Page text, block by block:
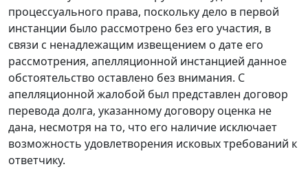
процессуального права, поскольку дело в первой
инстанции было рассмотрено без его участия, в
связи с ненадлежащим извещением о дате его
рассмотрения, апелляционной инстанцией данное
обстоятельство оставлено без внимания. С
апелляционной жалобой был представлен договор
перевода долга, указанному договору оценка не
дана, несмотря на то, что его наличие исключает
возможность удовлетворения исковых требований к
ответчику.